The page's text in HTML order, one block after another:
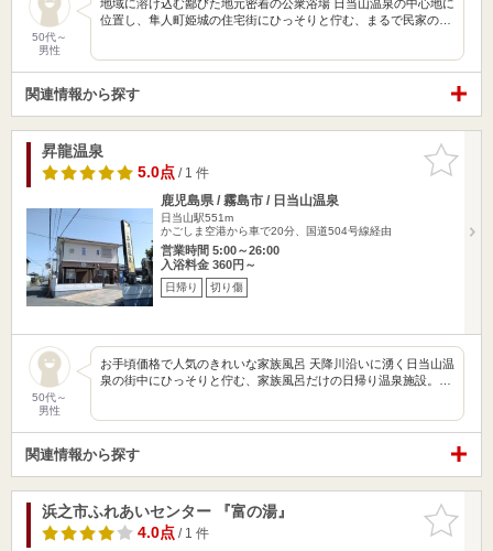
50代～
男性
地域に溶け込む鄙びた地元密着の公衆浴場 日当山温泉の中心地に
位置し、隼人町姫城の住宅街にひっそりと佇む、まるで民家の…
関連情報から探す
お気に入
りに追加
昇龍温泉
5.0点/ 1 件
鹿児島県 / 霧島市 / 日当山温泉
日当山駅551m
かごしま空港から車で20分、国道504号線経由
営業時間 5:00～26:00
入浴料金 360円～
日帰り 切り傷
50代～
男性
お手頃価格で人気のきれいな家族風呂 天降川沿いに湧く日当山温
泉の街中にひっそりと佇む、家族風呂だけの日帰り温泉施設。…
関連情報から探す
お気に入
りに追加
浜之市ふれあいセンター 『富の湯』
4.0点/ 1 件